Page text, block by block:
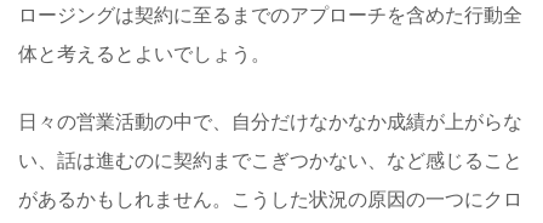
ロージングは契約に至るまでのアプローチを含めた行動全
体と考えるとよいでしょう。
日々の営業活動の中で、自分だけなかなか成績が上がらな
い、話は進むのに契約までこぎつかない、など感じること
があるかもしれません。こうした状況の原因の一つにクロ